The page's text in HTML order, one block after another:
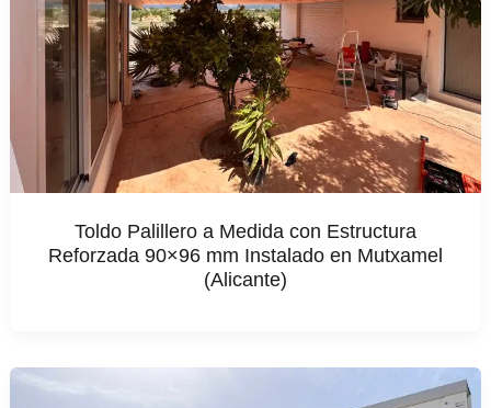
Toldo Palillero a Medida con Estructura
Reforzada 90×96 mm Instalado en Mutxamel
(Alicante)